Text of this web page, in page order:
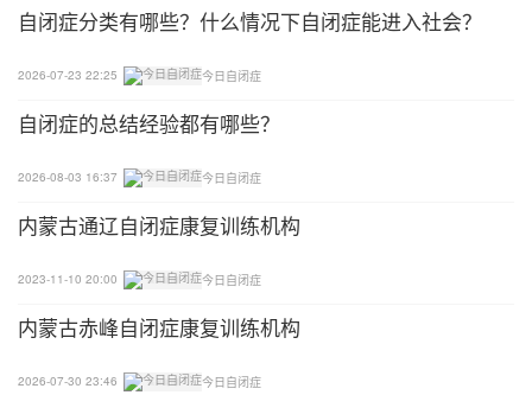
自闭症分类有哪些？什么情况下自闭症能进入社会？
2026-07-23 22:25 今日自闭症
自闭症的总结经验都有哪些？
2026-08-03 16:37 今日自闭症
内蒙古通辽自闭症康复训练机构
2023-11-10 20:00 今日自闭症
内蒙古赤峰自闭症康复训练机构
2026-07-30 23:46 今日自闭症